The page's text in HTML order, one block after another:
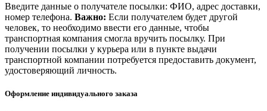
Введите данные о получателе посылки: ФИО, адрес доставки,
номер телефона. Важно: Если получателем будет другой
человек, то необходимо ввести его данные, чтобы
транспортная компания смогла вручить посылку. При
получении посылки у курьера или в пункте выдачи
транспортной компании потребуется предоставить документ,
удостоверяющий личность.
Оформление индивидуального заказа